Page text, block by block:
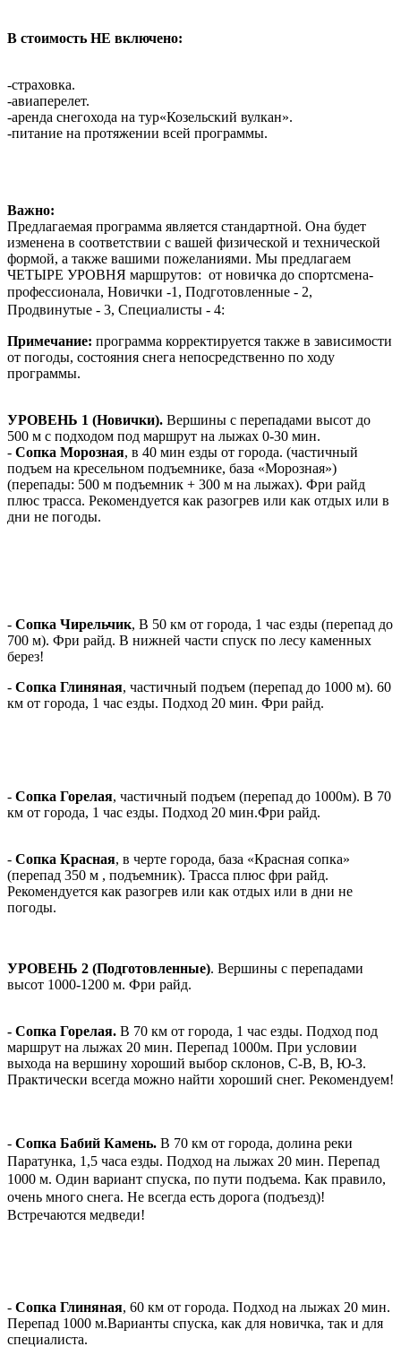
В стоимость НЕ включено:
-страховка.
-авиаперелет.
-аренда снегохода на тур«Козельский вулкан».
-питание на протяжении всей программы.
Важно:
Предлагаемая программа является стандартной. Она будет
изменена в соответствии с вашей физической и технической
формой, а также вашими пожеланиями. Мы предлагаем
ЧЕТЫРЕ УРОВНЯ маршрутов: от новичка до спортсмена-
профессионала, Новички -1, Подготовленные - 2,
Продвинутые - 3, Специалисты - 4:
Примечание: программа корректируется также в зависимости
от погоды, состояния снега непосредственно по ходу
программы.
УРОВЕНЬ 1 (Новички). Вершины с перепадами высот до
500 м с подходом под маршрут на лыжах 0-30 мин.
- Сопка Морозная, в 40 мин езды от города. (частичный
подъем на кресельном подъемнике, база «Морозная»)
(перепады: 500 м подъемник + 300 м на лыжах). Фри райд
плюс трасса. Рекомендуется как разогрев или как отдых или в
дни не погоды.
- Сопка Чирельчик, В 50 км от города, 1 час езды (перепад до
700 м). Фри райд. В нижней части спуск по лесу каменных
берез!
- Сопка Глиняная, частичный подъем (перепад до 1000 м). 60
км от города, 1 час езды. Подход 20 мин. Фри райд.
- Сопка Горелая, частичный подъем (перепад до 1000м). В 70
км от города, 1 час езды. Подход 20 мин.Фри райд.
- Сопка Красная, в черте города, база «Красная сопка»
(перепад 350 м , подъемник). Трасса плюс фри райд.
Рекомендуется как разогрев или как отдых или в дни не
погоды.
УРОВЕНЬ 2 (Подготовленные). Вершины с перепадами
высот 1000-1200 м. Фри райд.
- Сопка Горелая. В 70 км от города, 1 час езды. Подход под
маршрут на лыжах 20 мин. Перепад 1000м. При условии
выхода на вершину хороший выбор склонов, С-В, В, Ю-З.
Практически всегда можно найти хороший снег. Рекомендуем!
- Сопка Бабий Камень. В 70 км от города, долина реки
Паратунка, 1,5 часа езды. Подход на лыжах 20 мин. Перепад
1000 м. Один вариант спуска, по пути подъема. Как правило,
очень много снега. Не всегда есть дорога (подъезд)!
Встречаются медведи!
- Сопка Глиняная, 60 км от города. Подход на лыжах 20 мин.
Перепад 1000 м.Варианты спуска, как для новичка, так и для
специалиста.